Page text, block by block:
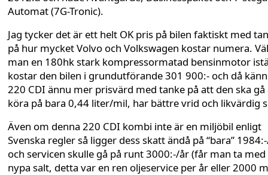
Automat (7G-Tronic).
Jag tycker det är ett helt OK pris på bilen faktiskt med
på hur mycket Volvo och Volkswagen kostar numera.
man en 180hk stark kompressormatad bensinmotor
kostar den bilen i grundutförande 301 900:- och då
220 CDI ännu mer prisvärd med tanke på att den ska
köra på bara 0,44 liter/mil, har bättre vrid och likvärdig
Även om denna 220 CDI kombi inte är en miljöbil enligt
Svenska regler så ligger dess skatt ändå på “bara”
och servicen skulle gå på runt 3000:-/år (får man ta med
nypa salt, detta var en ren oljeservice per år eller 2000